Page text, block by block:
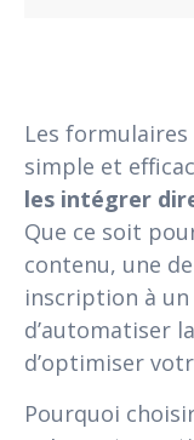
Les
simple et
les intégrer
Que ce soit
contenu, une
inscription à
d’automatiser
d’optimiser
Pourquoi